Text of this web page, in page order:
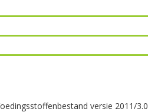
versie 2011/3.0